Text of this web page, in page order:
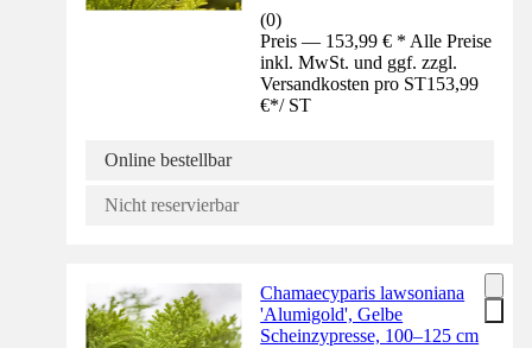
(0)
Preis — 153,99 € * Alle Preise
inkl. MwSt. und ggf. zzgl.
Versandkosten pro ST153,99
€*/ ST
Online bestellbar
Nicht reservierbar
Chamaecyparis lawsoniana
'Alumigold', Gelbe
Scheinzypresse, 100–125 cm